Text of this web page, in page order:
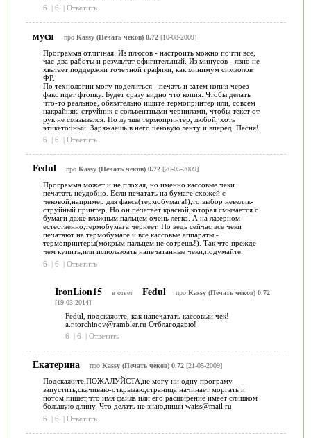
6
| 6 | Ответить
муся про Kassy (Печать чеков) 0.72[10-08-2009]
Программа отличная. Из плюсов - настроить можно почти все,
час-два работы и результат офигительный. Из минусов - явно не
хватает поддержки точечной графики, как минимум символов
ФР.
По технологии могу поделиться - печать и затем копия через
факс идет фтопку. Будет сразу видно что копия. Чтобы делать
что-то реальное, обязательно ищите термопринтер или, совсем
накрайняк, струйник с сольвентными чернилами, чтобы текст от
рук не смазывался. Но лучше термопринтер, любой, хоть
этикеточный. Заряжаешь в него чековую ленту и вперед. Песня!
6
| 6 | Ответить
Fedul про Kassy (Печать чеков) 0.72[26-05-2009]
Программа может и не плохая, но именно кассовые чеки
печатать неудобно. Если печатать на бумаге схожей с
чековой,например для факса(термобумага!),то выбор невелик-
струйный принтер. Но он печатает краской,которая смывается с
бумаги даже влажным пальцем очень легко. А на лазерном
естественно,термобумага чернеет. Но ведь сейчас все чеки
печатают на термобумаге и все кассовые аппараты -
термопринтеры(мокрым пальцем не сотрешь!). Так что прежде
чем купить,или использоать напечатанные чеки,подумайте.
6
| 6 | Ответить
IronLion15 в ответ Fedul про Kassy (Печать чеков) 0.72
[19-03-2014]
Fedul, подскажите, как напечатать кассовый чек!
a.r.torchinov@rambler.ru Отблагодарю!
6
| 6 | Ответить
Екатерина про Kassy (Печать чеков) 0.72[21-05-2009]
Подскажите,ПОЖАЛУЙСТА,не могу ни одну програму
запустить,скачиваю-открываю,страница начинает моргать и
потом пишет,что имя файла или его расширение имеет слишком
большую длину. Что делать не знаю,пиши waiss@mail.ru
6
| 6 | Ответить